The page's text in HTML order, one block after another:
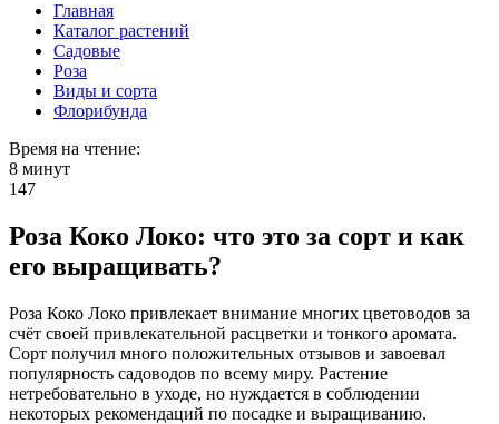
Главная
Каталог растений
Садовые
Роза
Виды и сорта
Флорибунда
Время на чтение:
8 минут
147
Роза Коко Локо: что это за сорт и как
его выращивать?
Роза Коко Локо привлекает внимание многих цветоводов за
счёт своей привлекательной расцветки и тонкого аромата.
Сорт получил много положительных отзывов и завоевал
популярность садоводов по всему миру. Растение
нетребовательно в уходе, но нуждается в соблюдении
некоторых рекомендаций по посадке и выращиванию.